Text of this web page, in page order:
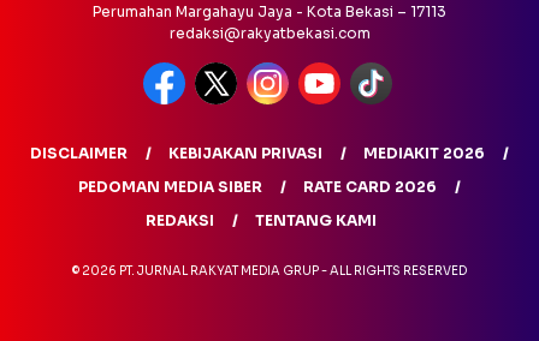
Perumahan Margahayu Jaya - Kota Bekasi – 17113
redaksi@rakyatbekasi.com
DISCLAIMER KEBIJAKAN PRIVASI
MEDIAKIT 2026
PEDOMAN MEDIA SIBER
RATE CARD 2026
REDAKSI
TENTANG KAMI
© 2026 PT. JURNAL RAKYAT MEDIA GRUP - ALL RIGHTS RESERVED